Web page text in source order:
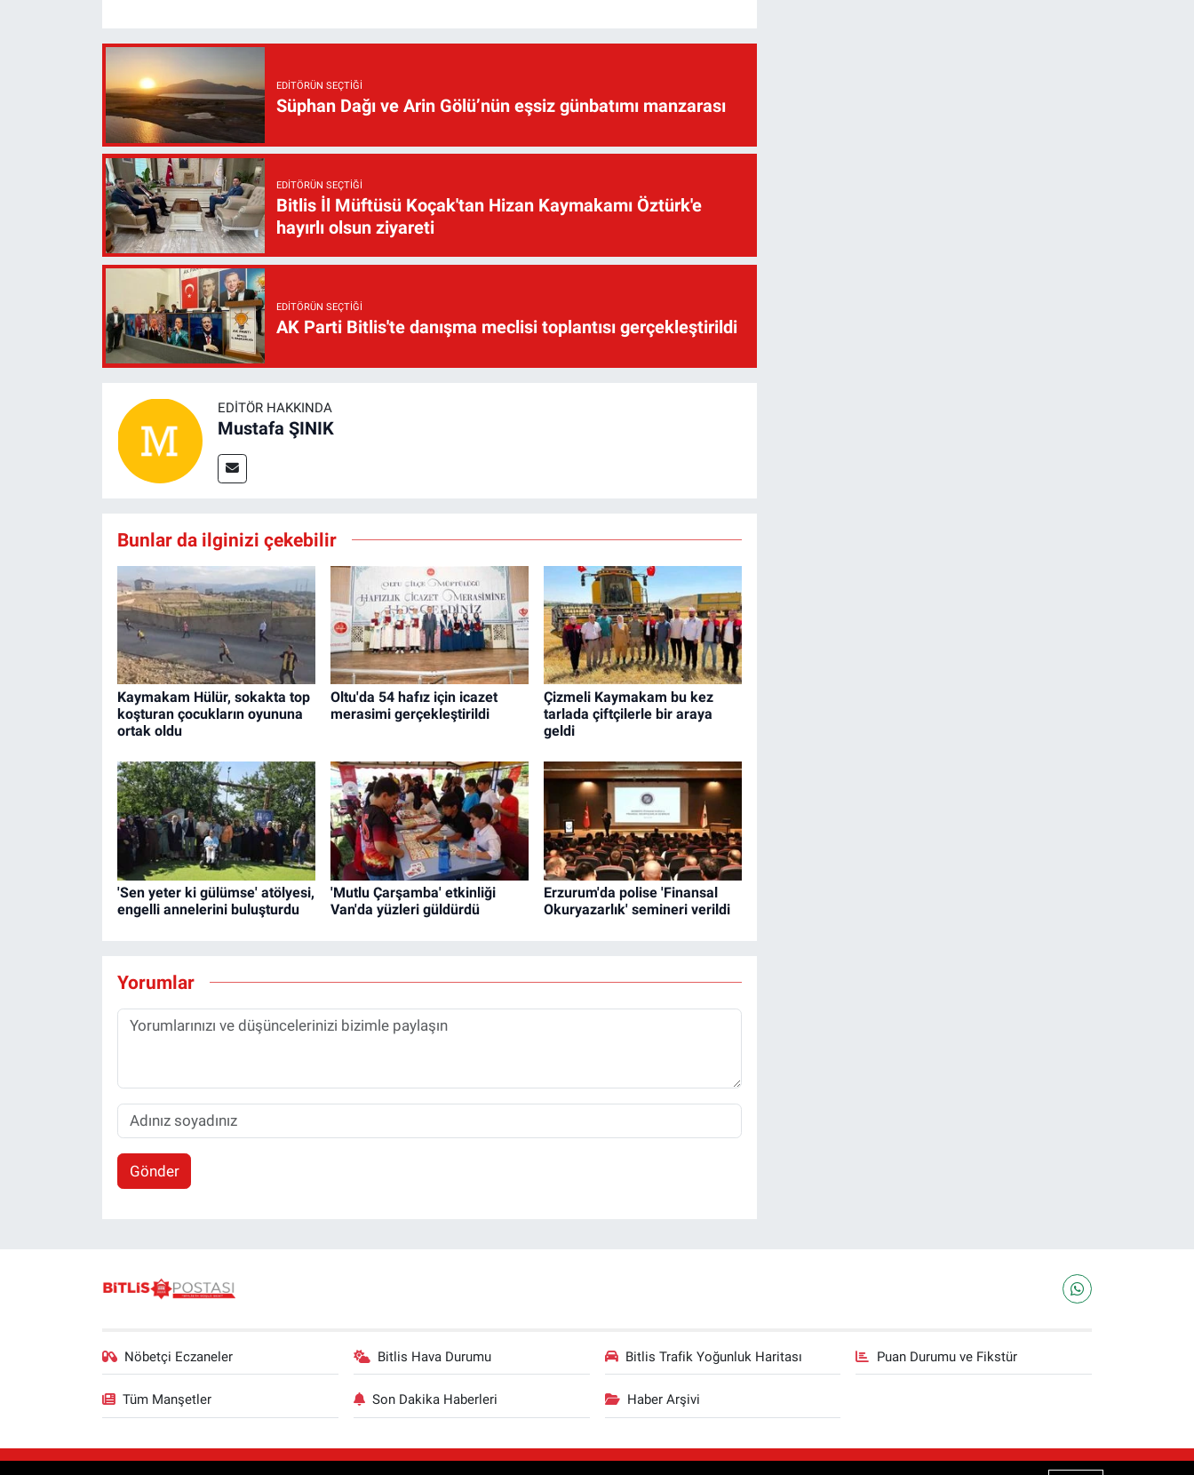
EDITÖRÜN SEÇTIĞI
Süphan Dağı ve Arin Gölü’nün eşsiz günbatımı manzarası
EDITÖRÜN SEÇTIĞI
Bitlis İl Müftüsü Koçak'tan Hizan Kaymakamı Öztürk'e
hayırlı olsun ziyareti
EDITÖRÜN SEÇTIĞI
AK Parti Bitlis'te danışma meclisi toplantısı gerçekleştirildi
EDITÖR HAKKINDA
Mustafa ŞINIK
Bunlar da ilginizi çekebilir
Kaymakam Hülür, sokakta top
koşturan çocukların oyununa
ortak oldu
Oltu'da 54 hafız için icazet
merasimi gerçekleştirildi
Çizmeli Kaymakam bu kez
tarlada çiftçilerle bir araya
geldi
'Sen yeter ki gülümse' atölyesi,
engelli annelerini buluşturdu
'Mutlu Çarşamba' etkinliği
Van'da yüzleri güldürdü
Erzurum'da polise 'Finansal
Okuryazarlık' semineri verildi
Yorumlar
Gönder
Nöbetçi Eczaneler Bitlis Hava Durumu Bitlis Trafik Yoğunluk Haritası Puan Durumu ve Fikstür
Tüm Manşetler Son Dakika Haberleri Haber Arşivi